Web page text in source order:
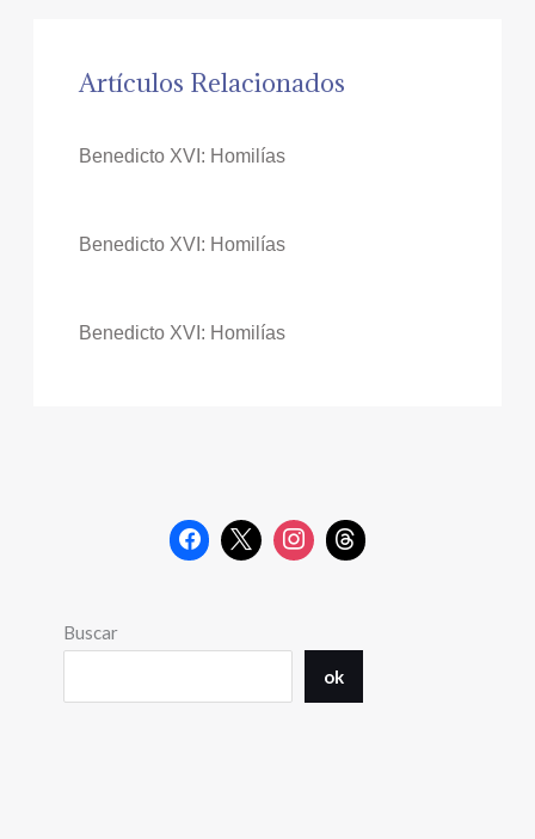
Artículos Relacionados
Benedicto XVI: Homilías
Benedicto XVI: Homilías
Benedicto XVI: Homilías
Buscar
ok